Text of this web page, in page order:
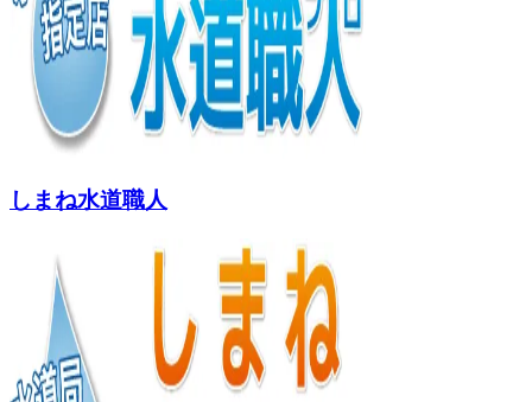
しまね水道職人